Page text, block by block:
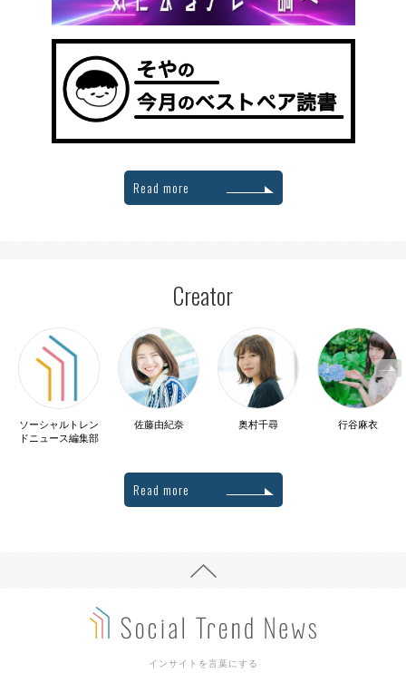
Read more
Creator
ソーシャルトレン
ドニュース編集部
佐藤由紀奈 奥村千尋 行谷麻衣
Read more
インサイトを言葉にする